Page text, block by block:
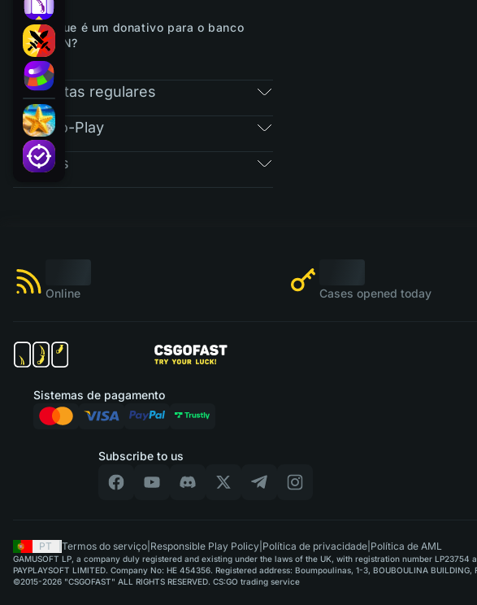
O que é um donativo para o banco
RAIN?
Perguntas regulares
Free-To-Play
Bilhetes
Online Cases opened today
Subscribe to us
Sistemas de pagamento
PT Termos do serviço Responsible Play Policy Política de privacidade Política de AML
GAMUSOFT LP, a company duly registered and existing under the laws of the UK, with registration number
PAYPLAYSOFT LIMITED. Company No: HE 454356. Registered address: Boumpoulinas, 1-3, BOUBOULINA
©2015-2026 "CSGOFAST" ALL RIGHTS RESERVED. CS:GO trading service